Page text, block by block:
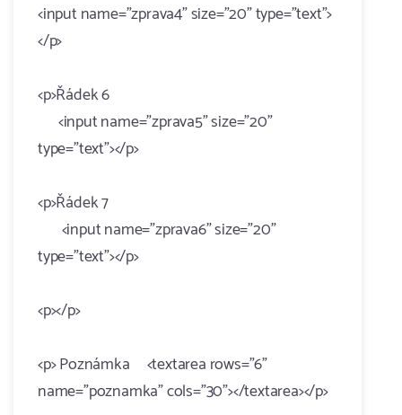
<input name="zprava4" size="20" type="text">
</p>
<p>Řádek 6
<input name="zprava5" size="20"
type="text"></p>
<p>Řádek 7
<input name="zprava6" size="20"
type="text"></p>
<p></p>
<p> Poznámka <textarea rows="6"
name="poznamka" cols="30"></textarea></p>